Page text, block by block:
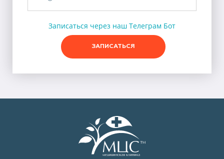
Записаться через наш Телеграм Бот
ЗАПИСАТЬСЯ